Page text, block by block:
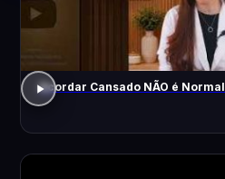
Acordar Cansado NÃO é